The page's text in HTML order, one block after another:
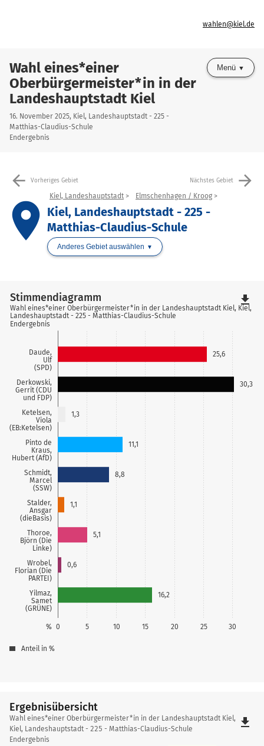
wahlen@kiel.de
Wahl eines*einer
Oberbürgermeister*in in der
Landeshauptstadt Kiel
16. November 2025, Kiel, Landeshauptstadt - 225 -
Matthias-Claudius-Schule
Endergebnis
Menü
arrow_back Vorheriges Gebiet Nächstes Gebiet arrow_forward
place
Kiel, Landeshauptstadt Elmschenhagen / Kroog
Kiel, Landeshauptstadt - 225 -
Matthias-Claudius-Schule
Anderes Gebiet auswählen
Daude,
Ulf
(SPD)
Derkowski,
Gerrit (CDU
und FDP)
Ketelsen,
Viola
(EB:Ketelsen)
Pinto de
Kraus,
Hubert (AfD)
Schmidt,
Marcel
(SSW)
Stalder,
Ansgar
(dieBasis)
Thoroe,
Björn (Die
Linke)
Wrobel,
Florian (Die
PARTEI)
Yilmaz,
Samet
(GRÜNE)
0 5 10 15 20 25 30
%
25,6
30,3
1,3
11,1
8,8
1,1
5,1
0,6
16,2
Stimmendiagramm
Wahl eines*einer Oberbürgermeister*in in der Landeshauptstadt Kiel, Kiel,
Landeshauptstadt - 225 - Matthias-Claudius-Schule
Endergebnis
Anteil in %
file_download
Ergebnisübersicht
Ergebnisübersicht
Wahl eines*einer Oberbürgermeister*in in der Landeshauptstadt Kiel,
Kiel, Landeshauptstadt - 225 - Matthias-Claudius-Schule
Endergebnis
file_download